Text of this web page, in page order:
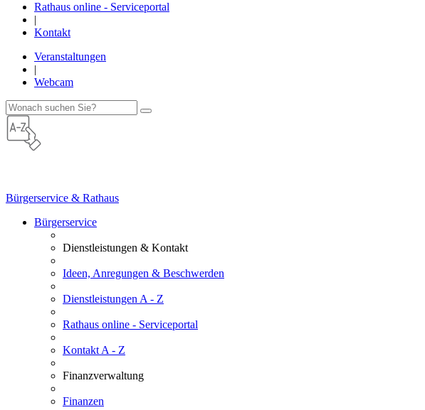
Rathaus online - Serviceportal
|
Kontakt
Veranstaltungen
|
Webcam
Bürgerservice & Rathaus
Bürgerservice
Dienstleistungen & Kontakt
Ideen, Anregungen & Beschwerden
Dienstleistungen A - Z
Rathaus online - Serviceportal
Kontakt A - Z
Finanzverwaltung
Finanzen